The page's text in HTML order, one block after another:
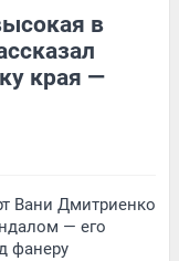
в
края —
Вани Дмитриенко
— его
фанеру